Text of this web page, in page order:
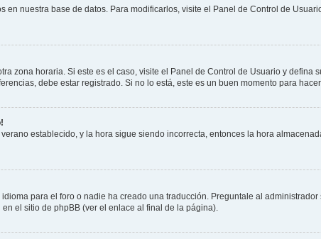
nuestra base de datos. Para modificarlos, visite el Panel de Control de
zona horaria. Si este es el caso, visite el Panel de Control de Usuario y
debe estar registrado. Si no lo está, este es un buen momento para
establecido, y la hora sigue siendo incorrecta, entonces la hora
para el foro o nadie ha creado una traducción. Preguntale al
el sitio de phpBB (ver el enlace al final de la página).